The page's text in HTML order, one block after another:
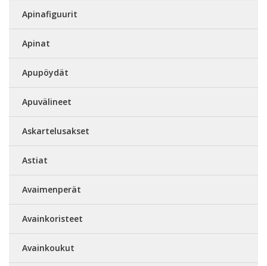
Apinafiguurit
Apinat
Apupöydät
Apuvälineet
Askartelusakset
Astiat
Avaimenperät
Avainkoristeet
Avainkoukut